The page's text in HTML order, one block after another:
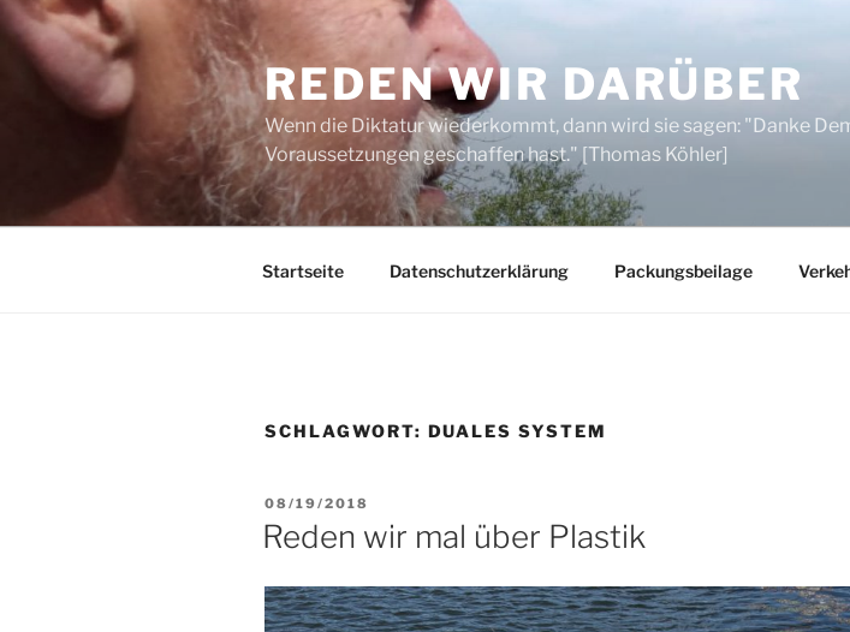
Zum
Inhalt
springen
REDEN WIR DARÜBER
Wenn die Diktatur wiederkommt, dann wird sie sagen: "Danke
Voraussetzungen geschaffen hast." [Thomas Köhler]
Startseite Datenschutzerklärung Packungsbeilage
SCHLAGWORT: DUALES SYSTEM
VERÖFFENTLICHT
AM
08/19/2018
Reden wir mal über Plastik